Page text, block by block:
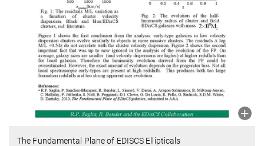
The Fundamental Plane of EDISCS Ellipticals